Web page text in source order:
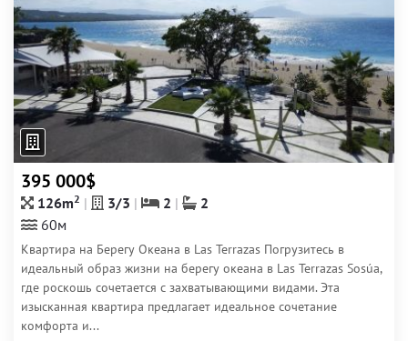
395 000$
126m2 3/3 2
2
60м
Квартира на Берегу Океана в Las Terrazas Погрузитесь в
идеальный образ жизни на берегу океана в Las Terrazas Sosúa,
где роскошь сочетается с захватывающими видами. Эта
изысканная квартира предлагает идеальное сочетание
комфорта и...